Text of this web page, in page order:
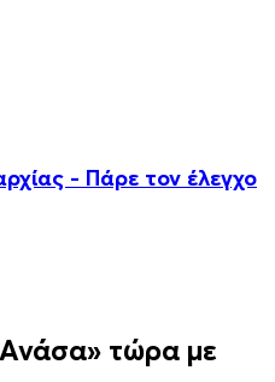
- Πάρε τον έλεγχο
τώρα με